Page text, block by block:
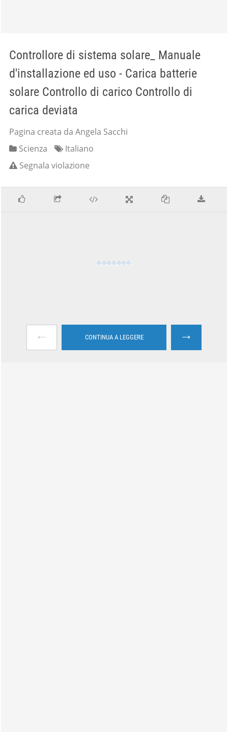
Controllore di sistema solare_ Manuale
d'installazione ed uso - Carica batterie
solare Controllo di carico Controllo di
carica deviata
Pagina creata da Angela Sacchi
Scienza
Italiano
Segnala violazione
← CONTINUA A LEGGERE →